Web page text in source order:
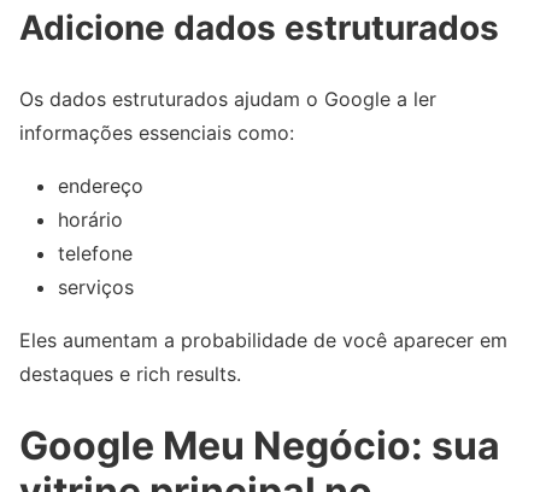
Adicione dados estruturados
Os dados estruturados ajudam o Google a ler
informações essenciais como:
endereço
horário
telefone
serviços
Eles aumentam a probabilidade de você aparecer em
destaques e rich results.
Google Meu Negócio: sua